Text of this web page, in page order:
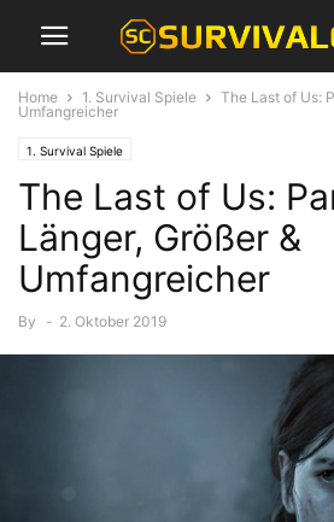
Home 1. Survival Spiele
The Last of Us:
Umfangreicher
1. Survival Spiele
The Last of Us:
Länger, Größer &
Umfangreicher
By - 2. Oktober 2019